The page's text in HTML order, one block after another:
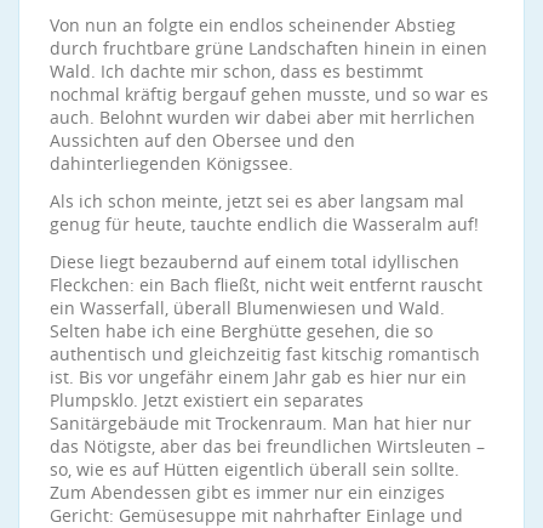
Von nun an folgte ein endlos scheinender Abstieg
durch fruchtbare grüne Landschaften hinein in einen
Wald. Ich dachte mir schon, dass es bestimmt
nochmal kräftig bergauf gehen musste, und so war es
auch. Belohnt wurden wir dabei aber mit herrlichen
Aussichten auf den Obersee und den
dahinterliegenden Königssee.
Als ich schon meinte, jetzt sei es aber langsam mal
genug für heute, tauchte endlich die Wasseralm auf!
Diese liegt bezaubernd auf einem total idyllischen
Fleckchen: ein Bach fließt, nicht weit entfernt rauscht
ein Wasserfall, überall Blumenwiesen und Wald.
Selten habe ich eine Berghütte gesehen, die so
authentisch und gleichzeitig fast kitschig romantisch
ist. Bis vor ungefähr einem Jahr gab es hier nur ein
Plumpsklo. Jetzt existiert ein separates
Sanitärgebäude mit Trockenraum. Man hat hier nur
das Nötigste, aber das bei freundlichen Wirtsleuten –
so, wie es auf Hütten eigentlich überall sein sollte.
Zum Abendessen gibt es immer nur ein einziges
Gericht: Gemüsesuppe mit nahrhafter Einlage und